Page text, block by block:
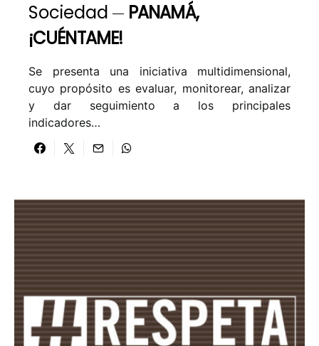
Sociedad
PANAMÁ,
¡CUÉNTAME!
Se presenta una iniciativa multidimensional,
cuyo propósito es evaluar, monitorear, analizar
y dar seguimiento a los principales
indicadores…